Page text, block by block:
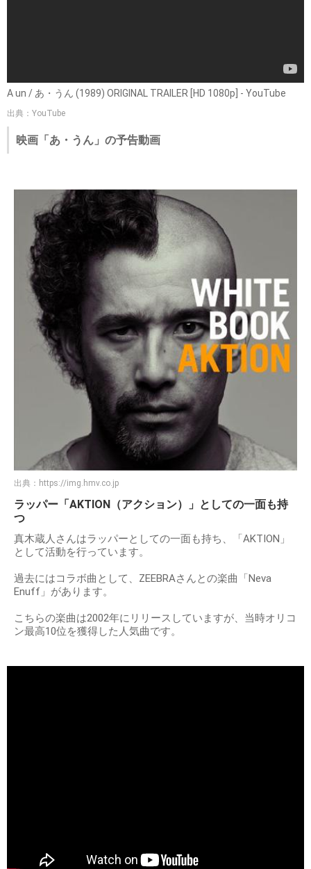
A un / あ・うん (1989) ORIGINAL TRAILER [HD 1080p] - YouTube
出典：YouTube
映画「あ・うん」の予告動画
出典： https://img.hmv.co.jp
ラッパー「AKTION（アクション）」としての一面も持
つ
真木蔵人さんはラッパーとしての一面も持ち、「AKTION」
として活動を行っています。
過去にはコラボ曲として、ZEEBRAさんとの楽曲「Neva
Enuff」があります。
こちらの楽曲は2002年にリリースしていますが、当時オリコ
ン最高10位を獲得した人気曲です。